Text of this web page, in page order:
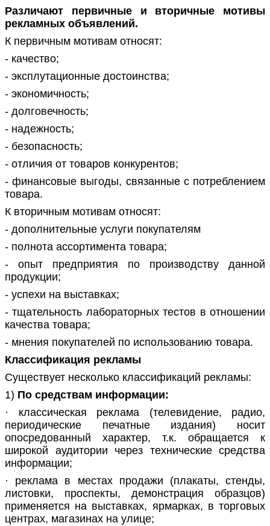
Различают первичные и вторичные мотивы
рекламных объявлений.
К первичным мотивам относят:
- качество;
- эксплутационные достоинства;
- экономичность;
- долговечность;
- надежность;
- безопасность;
- отличия от товаров конкурентов;
- финансовые выгоды, связанные с потреблением
товара.
К вторичным мотивам относят:
- дополнительные услуги покупателям
- полнота ассортимента товара;
- опыт предприятия по производству данной
продукции;
- успехи на выставках;
- тщательность лабораторных тестов в отношении
качества товара;
- мнения покупателей по использованию товара.
Классификация рекламы
Существует несколько классификаций рекламы:
1) По средствам информации:
· классическая реклама (телевидение, радио,
периодические печатные издания) носит
опосредованный характер, т.к. обращается к
широкой аудитории через технические средства
информации;
· реклама в местах продажи (плакаты, стенды,
листовки, проспекты, демонстрация образцов)
применяется на выставках, ярмарках, в торговых
центрах, магазинах на улице;